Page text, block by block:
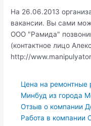
На 26.06.2013
вакансии. Вы сами
ООО "Рамида"
(контактное лицо
http://
Цена на ремонтные
Минбуд из города
Отзыв о компании
Работа в компании